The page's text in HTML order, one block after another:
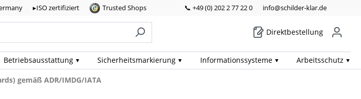
▸ISO zertifiziert Trusted Shops 📞 +49 (0) 202 2 77 22 0 info@schilder-klar.de
Direktbestellung
Betriebs­ausstattung Sicherheits­markierung Informations­systeme Arbeits­schutz
gemäß ADR/IMDG/IATA